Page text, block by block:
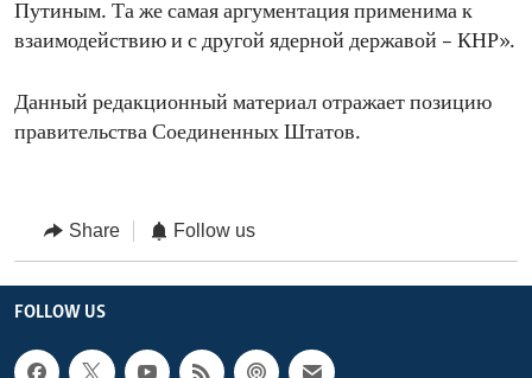
Путиным. Та же самая аргументация применима к
взаимодействию и с другой ядерной державой – КНР».
Данный редакционный материал отражает позицию
правительства Соединенных Штатов.
Share Follow us
FOLLOW US